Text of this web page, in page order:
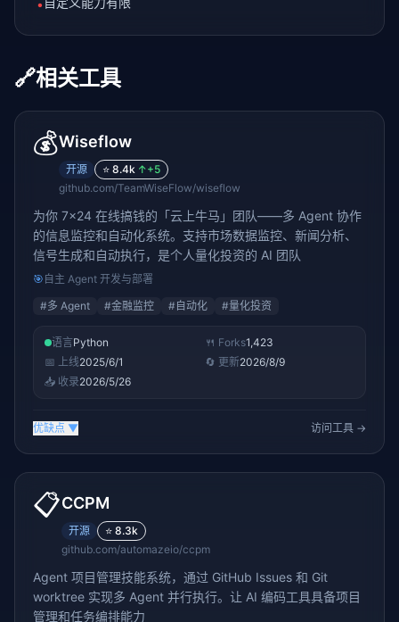
•
🔗相关工具
💰Wiseflow
开源 ⭐ 8.4k ↑+5
github.com/TeamWiseFlow/wiseflow
为你 7×24 在线搞钱的「云上牛马」团队——多 Agent 协作
的信息监控和自动化系统。支持市场数据监控、新闻分析、
信号生成和自动执行，是个人量化投资的 AI 团队
🎯 自主 Agent 开发与部署
#多 Agent #金融监控 # 自动化 #量化投资
语言Python 🍴 Forks1,423
📅 上线2025/6/1 🔄 更新2026/8/9
📥 收录2026/5/26
优缺点 ▼ 访问工具 →
📋CCPM
开源 ⭐ 8.3k
github.com/automazeio/ccpm
Agent 项目管理技能系统，通过 GitHub Issues 和 Git
worktree 实现多 Agent 并行执行。让 AI 编码工具具备项目
管理和任务编排能力